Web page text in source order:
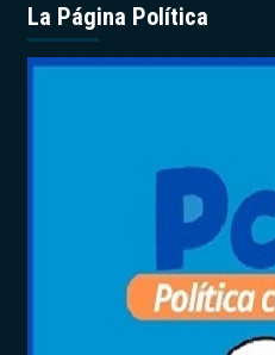
La Página Política